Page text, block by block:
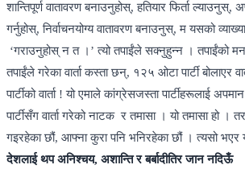
शान्तिपूर्ण वातावरण बनाउनुहोस्, हतियार फिर्ता ल्याउनुस्,
गर्नुहोस्, निर्वाचनयोग्य वातावरण बनाउनुस्, म यसको
‘गराउनुहोस् न त ।’ त्यो तपाईंले सक्नुहुन्न । तपाईंको
तपाईंले गरेका वार्ता कस्ता छन्, १२५ ओटा पार्टी बोलाएर
पार्टीको वार्ता ! यो एमाले कांग्रेसजस्ता पार्टीहरूलाई
पार्टीसँग वार्ता गरेको नाटक र तमासा । यो तमासा हो । तर
गइरहेका छौं, आफ्ना कुरा पनि भनिरहेका छौं । त्यसो भएर
देशलाई थप अनिश्चय, अशान्ति र बर्बादीतिर जान नदिऊँ